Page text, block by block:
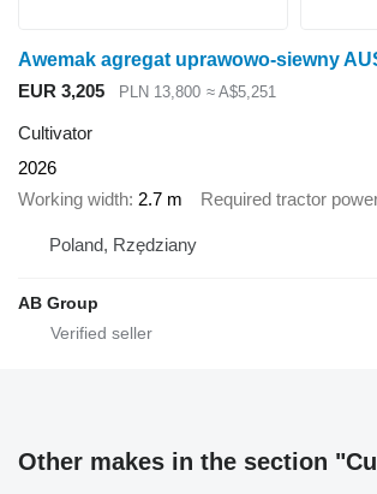
Awemak agregat uprawowo-siewny
EUR 3,205
PLN 13,800 ≈ A$5,251
Cultivator
2026
Working width 2.7 m Required tractor
Poland, Rzędziany
AB Group
Other makes in the section